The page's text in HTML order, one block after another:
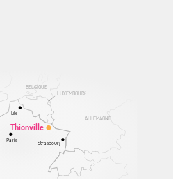
ALLEMAGNE
BELGIQUE
LUXEMBOURG
Thionville
Lille
Paris Strasbourg